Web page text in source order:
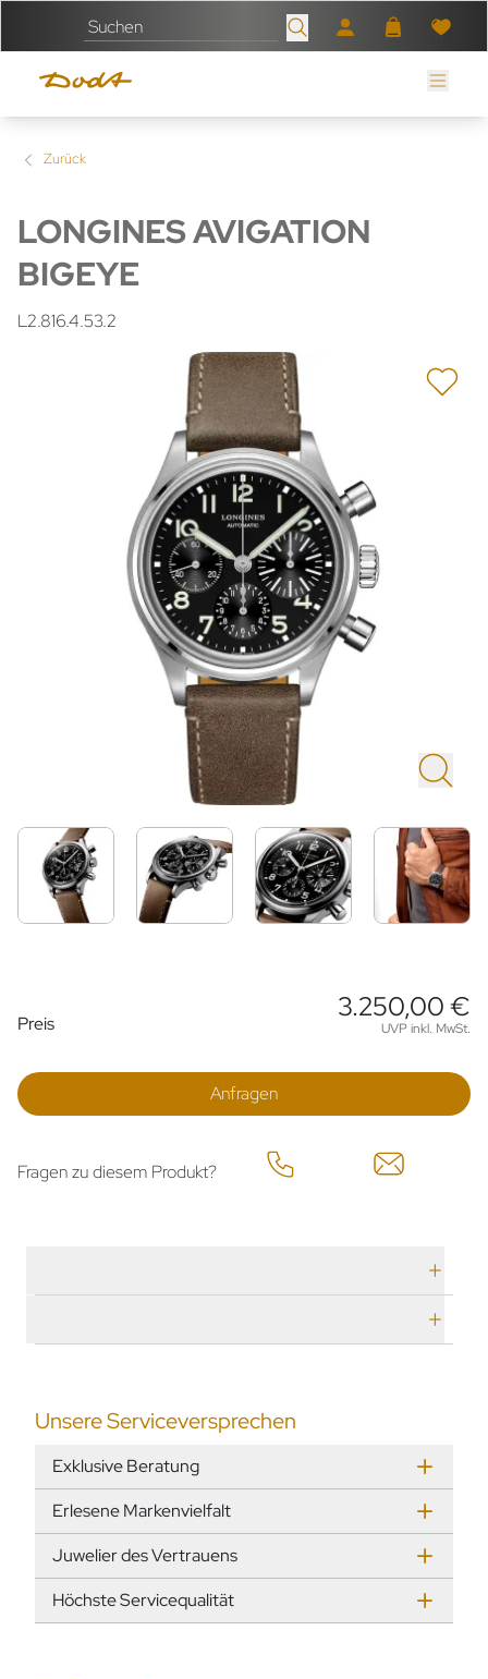
Zurück
LONGINES AVIGATION
BIGEYE
L2.816.4.53.2
Preisinformationen
Preis
3.250,00 €
UVP inkl. MwSt.
Anfragen
Fragen zu diesem Produkt?
Unsere Serviceversprechen
Exklusive Beratung
Erlesene Markenvielfalt
Juwelier des Vertrauens
Höchste Servicequalität